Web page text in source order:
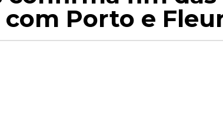
Porto e